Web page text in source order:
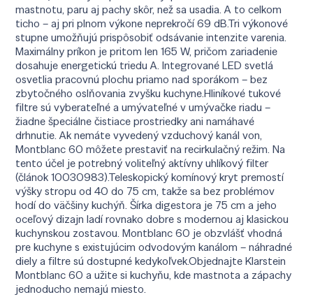
mastnotu, paru aj pachy skôr, než sa usadia. A to celkom
ticho – aj pri plnom výkone neprekročí 69 dB.Tri výkonové
stupne umožňujú prispôsobiť odsávanie intenzite varenia.
Maximálny príkon je pritom len 165 W, pričom zariadenie
dosahuje energetickú triedu A. Integrované LED svetlá
osvetlia pracovnú plochu priamo nad sporákom – bez
zbytočného oslňovania zvyšku kuchyne.Hliníkové tukové
filtre sú vyberateľné a umývateľné v umývačke riadu –
žiadne špeciálne čistiace prostriedky ani namáhavé
drhnutie. Ak nemáte vyvedený vzduchový kanál von,
Montblanc 60 môžete prestaviť na recirkulačný režim. Na
tento účel je potrebný voliteľný aktívny uhlíkový filter
(článok 10030983).Teleskopický komínový kryt premostí
výšky stropu od 40 do 75 cm, takže sa bez problémov
hodí do väčšiny kuchýň. Šírka digestora je 75 cm a jeho
oceľový dizajn ladí rovnako dobre s modernou aj klasickou
kuchynskou zostavou. Montblanc 60 je obzvlášť vhodná
pre kuchyne s existujúcim odvodovým kanálom – náhradné
diely a filtre sú dostupné kedykoľvek.Objednajte Klarstein
Montblanc 60 a užite si kuchyňu, kde mastnota a zápachy
jednoducho nemajú miesto.